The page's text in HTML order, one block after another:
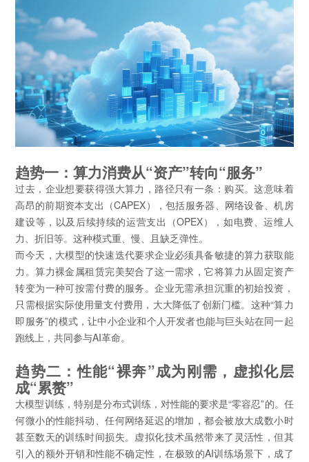
趋势一：算力消费从“资产”转向“服务”
过去，企业想要获得强大算力，路径只有一条：购买。这意味着
高昂的前期资本支出（CAPEX），包括服务器、网络设备、机房
建设等，以及后续持续的运营支出（OPEX），如电费、运维人
力、折旧等。这种模式重、慢、且缺乏弹性。
而今天，大模型的快速迭代要求企业必须具备敏捷的算力获取能
力。算力裸金属租赁完美契合了这一需求，它将算力从固定资产
转变为一种可按需付费的服务。企业无需承担沉重的初始投资，
只需根据实际使用量支付费用，大大降低了创新门槛。这种“算力
即服务”的模式，让中小企业和个人开发者也能与巨头站在同一起
跑线上，共同参与AI革命。
趋势二：性能“裸奔”成为刚需，虚拟化层
成“累赘”
大模型训练，特别是分布式训练，对性能的要求是“零容忍”的。任
何微小的性能抖动、任何网络延迟的增加，都会被放大成数小时
甚至数天的训练时间损失。虚拟化技术虽然带来了灵活性，但其
引入的额外开销和性能不确定性，在极致的AI训练场景下，成了